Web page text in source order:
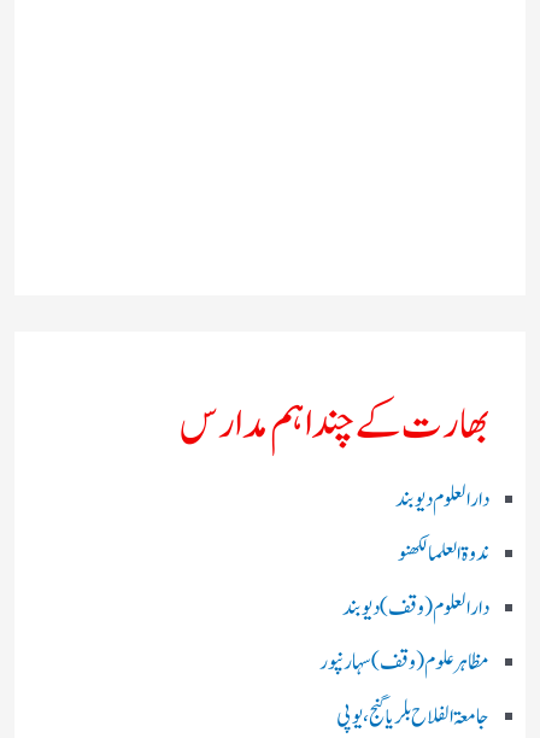
بھارت کے چند اہم مدارس
دارالعلوم دیوبند
ندوۃالعلما لکھنو
دارالعلوم (وقف)دیوبند
مظاہرعلوم (وقف)سہارنپور
جامعۃ الفلاح بلریاگنج،یوپی